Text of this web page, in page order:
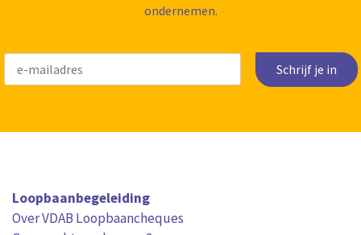
ondernemen.
Schrijf je in
Loopbaanbegeleiding
Over VDAB Loopbaancheques